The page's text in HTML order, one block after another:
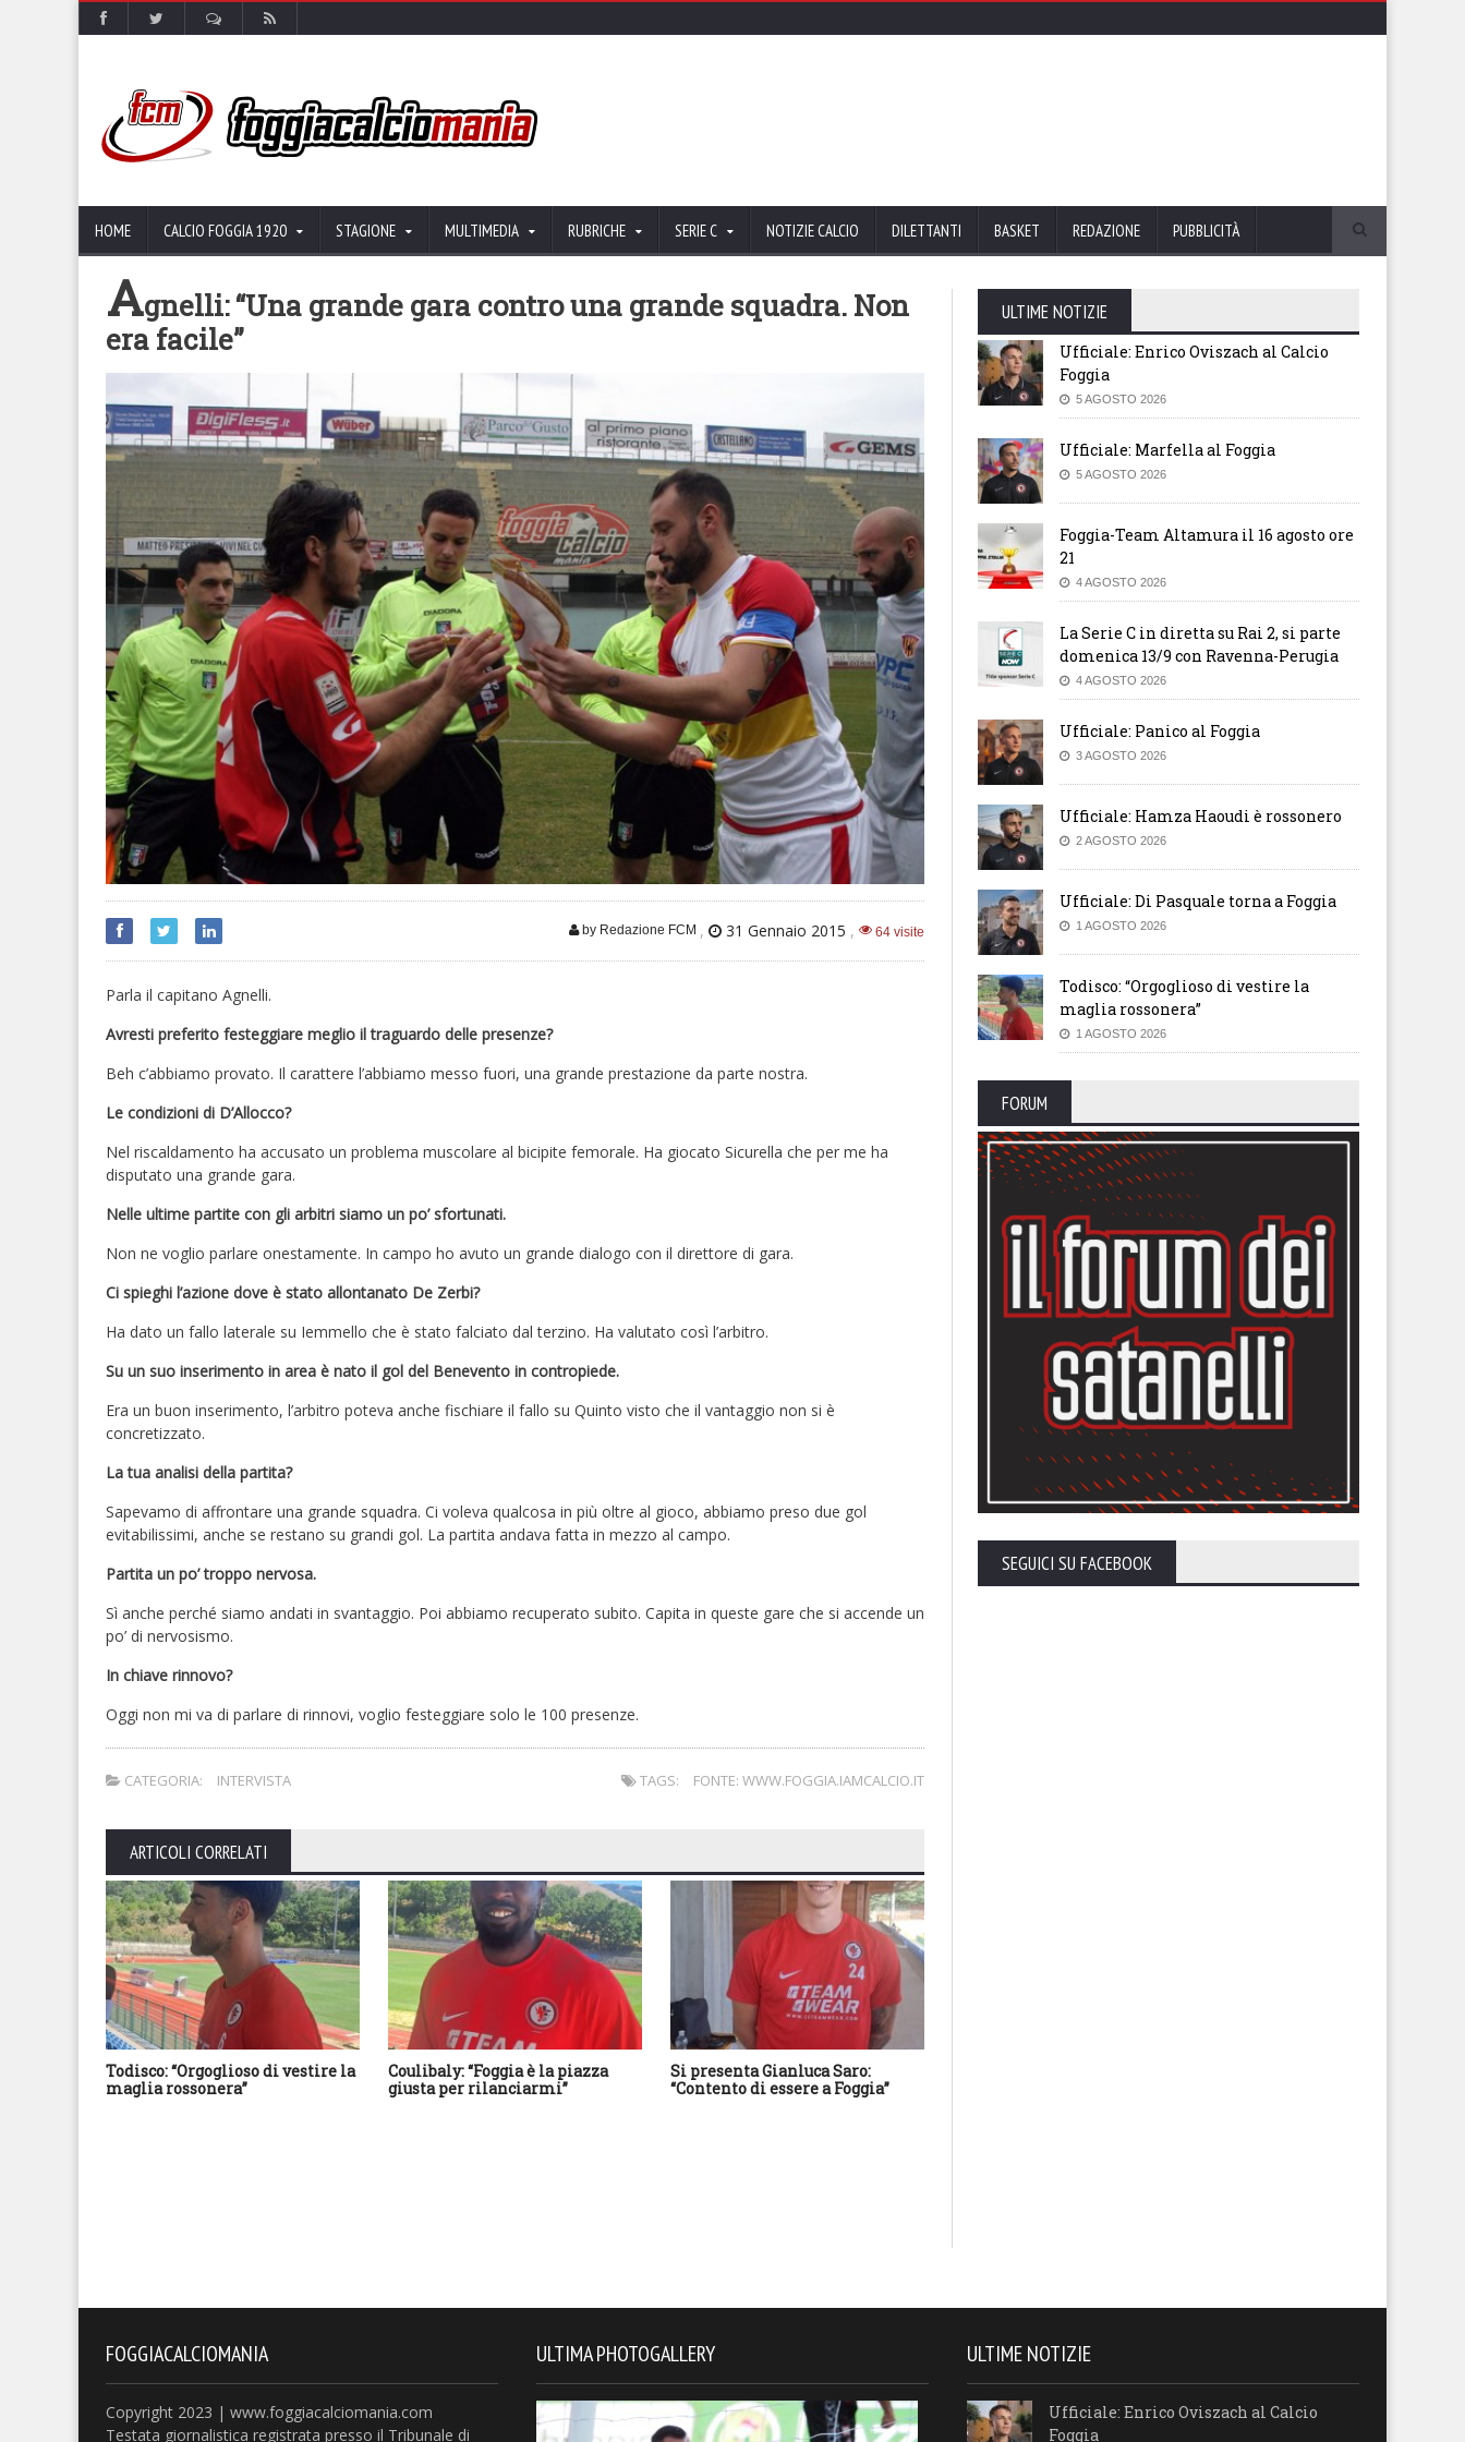
HOME CALCIO FOGGIA 1920 STAGIONE MULTIMEDIA RUBRICHE SERIE C NOTIZIE CALCIO DILETTANTI BASKET REDAZIONE PUBBLICITÀ
Agnelli: “Una grande gara contro una grande squadra. Non
era facile”
by Redazione FCM , 31 Gennaio 2015 , 64 visite
Parla il capitano Agnelli.
Avresti preferito festeggiare meglio il traguardo delle presenze?
Beh c’abbiamo provato. Il carattere l’abbiamo messo fuori, una grande prestazione da parte nostra.
Le condizioni di D’Allocco?
Nel riscaldamento ha accusato un problema muscolare al bicipite femorale. Ha giocato Sicurella che per me ha
disputato una grande gara.
Nelle ultime partite con gli arbitri siamo un po’ sfortunati.
Non ne voglio parlare onestamente. In campo ho avuto un grande dialogo con il direttore di gara.
Ci spieghi l’azione dove è stato allontanato De Zerbi?
Ha dato un fallo laterale su Iemmello che è stato falciato dal terzino. Ha valutato così l’arbitro.
Su un suo inserimento in area è nato il gol del Benevento in contropiede.
Era un buon inserimento, l’arbitro poteva anche fischiare il fallo su Quinto visto che il vantaggio non si è
concretizzato.
La tua analisi della partita?
Sapevamo di affrontare una grande squadra. Ci voleva qualcosa in più oltre al gioco, abbiamo preso due gol
evitabilissimi, anche se restano su grandi gol. La partita andava fatta in mezzo al campo.
Partita un po’ troppo nervosa.
Sì anche perché siamo andati in svantaggio. Poi abbiamo recuperato subito. Capita in queste gare che si accende un
po’ di nervosismo.
In chiave rinnovo?
Oggi non mi va di parlare di rinnovi, voglio festeggiare solo le 100 presenze.
CATEGORIA: INTERVISTA TAGS: FONTE: WWW.FOGGIA.IAMCALCIO.IT
ARTICOLI CORRELATI
Todisco: “Orgoglioso di vestire la
maglia rossonera”
Coulibaly: “Foggia è la piazza
giusta per rilanciarmi”
Si presenta Gianluca Saro:
“Contento di essere a Foggia”
ULTIME NOTIZIE
Ufficiale: Enrico Oviszach al Calcio
Foggia
5 AGOSTO 2026
Ufficiale: Marfella al Foggia
5 AGOSTO 2026
Foggia-Team Altamura il 16 agosto ore
21
4 AGOSTO 2026
La Serie C in diretta su Rai 2, si parte
domenica 13/9 con Ravenna-Perugia
4 AGOSTO 2026
Ufficiale: Panico al Foggia
3 AGOSTO 2026
Ufficiale: Hamza Haoudi è rossonero
2 AGOSTO 2026
Ufficiale: Di Pasquale torna a Foggia
1 AGOSTO 2026
Todisco: “Orgoglioso di vestire la
maglia rossonera”
1 AGOSTO 2026
FORUM
SEGUICI SU FACEBOOK
FOGGIACALCIOMANIA
Copyright 2023 | www.foggiacalciomania.com
Testata giornalistica registrata presso il Tribunale di
ULTIMA PHOTOGALLERY ULTIME NOTIZIE
Ufficiale: Enrico Oviszach al Calcio
Foggia